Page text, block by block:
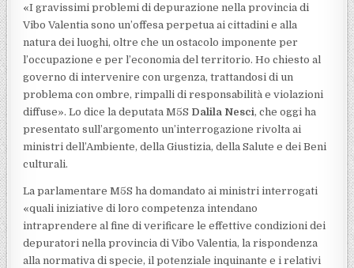
«I gravissimi problemi di depurazione nella provincia di
Vibo Valentia sono un’offesa perpetua ai cittadini e alla
natura dei luoghi, oltre che un ostacolo imponente per
l’occupazione e per l’economia del territorio. Ho chiesto al
governo di intervenire con urgenza, trattandosi di un
problema con ombre, rimpalli di responsabilità e violazioni
diffuse». Lo dice la deputata M5S Dalila Nesci, che oggi ha
presentato sull’argomento un’interrogazione rivolta ai
ministri dell’Ambiente, della Giustizia, della Salute e dei Beni
culturali.
La parlamentare M5S ha domandato ai ministri interrogati
«quali iniziative di loro competenza intendano
intraprendere al fine di verificare le effettive condizioni dei
depuratori nella provincia di Vibo Valentia, la rispondenza
alla normativa di specie, il potenziale inquinante e i relativi